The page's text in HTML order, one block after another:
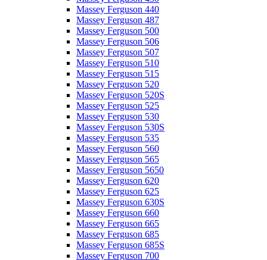
Massey Ferguson 440
Massey Ferguson 487
Massey Ferguson 500
Massey Ferguson 506
Massey Ferguson 507
Massey Ferguson 510
Massey Ferguson 515
Massey Ferguson 520
Massey Ferguson 520S
Massey Ferguson 525
Massey Ferguson 530
Massey Ferguson 530S
Massey Ferguson 535
Massey Ferguson 560
Massey Ferguson 565
Massey Ferguson 5650
Massey Ferguson 620
Massey Ferguson 625
Massey Ferguson 630S
Massey Ferguson 660
Massey Ferguson 665
Massey Ferguson 685
Massey Ferguson 685S
Massey Ferguson 700